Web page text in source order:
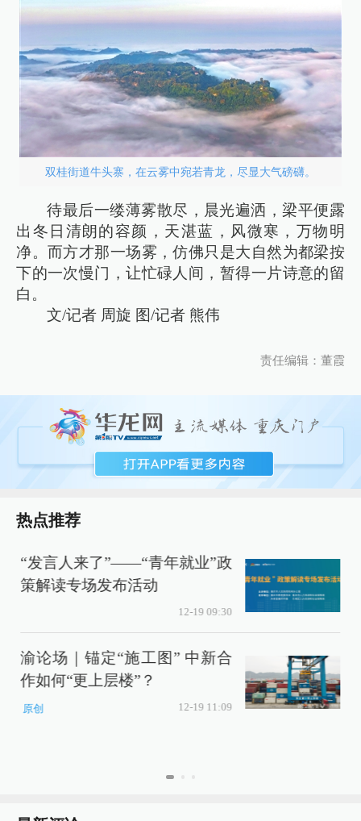
双桂街道牛头寨，在云雾中宛若青龙，尽显大气磅礴。
待最后一缕薄雾散尽，晨光遍洒，梁平便露
出冬日清朗的容颜，天湛蓝，风微寒，万物明
净。而方才那一场雾，仿佛只是大自然为都梁按
下的一次慢门，让忙碌人间，暂得一片诗意的留
白。
文/记者 周旋 图/记者 熊伟
责任编辑：董霞
热点推荐
“发言人来了”——“青年就业”政
策解读专场发布活动
12-19 09:30
渝论场｜锚定“施工图” 中新合
作如何“更上层楼”？
原创 12-19 11:09